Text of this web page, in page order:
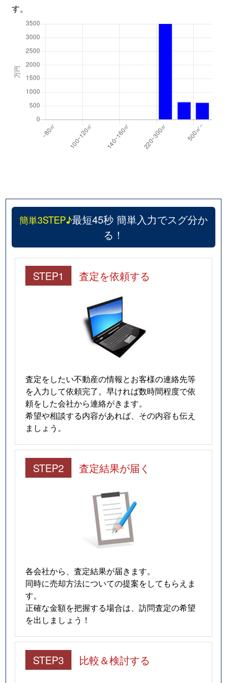
す。
簡単3STEP♪最短45秒 簡単入力でスグ分か
る！
STEP1 査定を依頼する
査定をしたい不動産の情報とお客様の連絡先等
を入力して依頼完了。早ければ数時間程度で依
頼をした会社から連絡がきます。
希望や相談する内容があれば、その内容も伝え
ましょう。
STEP2 査定結果が届く
各会社から、査定結果が届きます。
同時に売却方法についての提案をしてもらえま
す。
正確な金額を把握する場合は、訪問査定の希望
を出しましょう！
STEP3 比較＆検討する